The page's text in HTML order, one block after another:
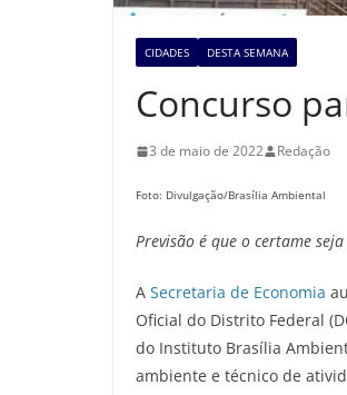
CIDADES DESTA SEMANA
Concurso
3 de maio de 2022 Redação
Foto: Divulgação/Brasília Ambiental
Previsão é que o certame
A Secretaria de Economia
Oficial do Distrito Federal
do Instituto Brasília
ambiente e técnico de